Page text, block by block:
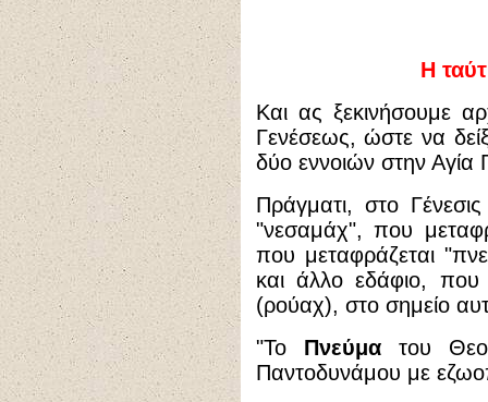
Η
Και ας ξεκινήσουμε
Γενέσεως, ώστε να
δύο εννοιών στην Αγία
Πράγματι, στο
"νεσαμάχ", που
που μεταφράζεται
και άλλο εδάφιο, που
(ρούαχ), στο σημείο
"Το Πνεύματου
Παντοδυνάμου με